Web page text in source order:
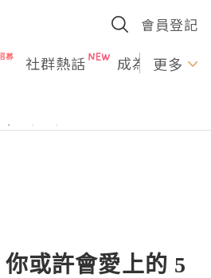
會員登記
社群熱話 成為U更多
或許會愛上的 5